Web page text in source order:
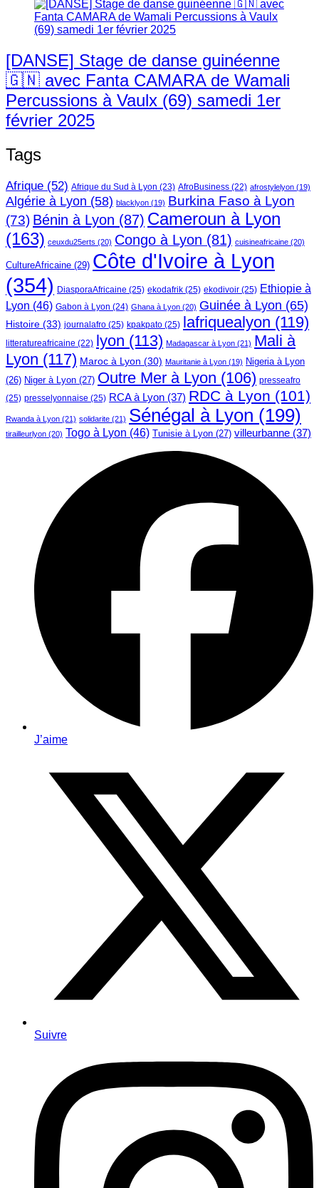
[DANSE] Stage de danse guinéenne
🇬🇳 avec Fanta CAMARA de Wamali
Percussions à Vaulx (69) samedi 1er
février 2025
Tags
Afrique (52) Afrique du Sud à Lyon (23) AfroBusiness (22) afrostylelyon (19)
Algérie à Lyon (58) blacklyon (19) Burkina Faso à Lyon
(73) Bénin à Lyon (87) Cameroun à Lyon
(163) ceuxdu25erts (20) Congo à Lyon (81) cuisineafricaine (20)
CultureAfricaine (29) Côte d'Ivoire à Lyon
(354) DiasporaAfricaine (25) ekodafrik (25) ekodivoir (25) Ethiopie à
Lyon (46) Gabon à Lyon (24) Ghana à Lyon (20) Guinée à Lyon (65)
Histoire (33) journalafro (25) kpakpato (25) lafriquealyon (119)
litteratureafricaine (22) lyon (113) Madagascar à Lyon (21) Mali à
Lyon (117) Maroc à Lyon (30) Mauritanie à Lyon (19) Nigeria à Lyon
(26) Niger à Lyon (27) Outre Mer à Lyon (106) presseafro
(25) presselyonnaise (25) RCA à Lyon (37) RDC à Lyon (101)
Rwanda à Lyon (21) solidarite (21) Sénégal à Lyon (199)
tirailleurlyon (20) Togo à Lyon (46) Tunisie à Lyon (27) villeurbanne (37)
J’aime
Suivre